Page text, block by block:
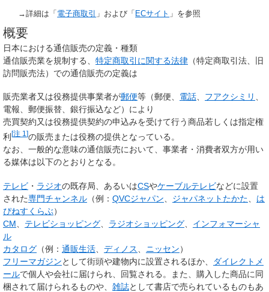
→詳細は「 電子商取引 」および「 ECサイト 」を参照
概要
日本における通信販売の定義・種類
通信販売業を規制する、 特定商取引に関する法律 （特定商取引法、旧
訪問販売法）での通信販売の定義は
販売業者又は役務提供事業者が郵便等（郵便、 電話、 フアクシミリ 、
電報、郵便振替、銀行振込など）により
売買契約又は役務提供契約の申込みを受けて行う商品若しくは指定権
利 [注 1 ]の販売または役務の提供となっている。
なお、一般的な意味の通信販売において、事業者・消費者双方が用い
る媒体は以下のとおりとなる。
テレビ ・ ラジオの既存局、あるいはCSやケーブルテレビなどに設置
された専門チャンネル （例： QVCジャパン ジャパネットたかた
は
ぴねすくらぶ）
CM
テレビショッピング ラジオショッピング
インフォマーシャ
ル
カタログ （例： 通販生活 ディノス ニッセン）
フリーマガジンとして街頭や建物内に設置されるほか、
ダイレクトメ
ールで個人や会社に届けられ、回覧される。また、購入した商品に同
梱されて届けられるものや、 雑誌として書店で売られているものもあ